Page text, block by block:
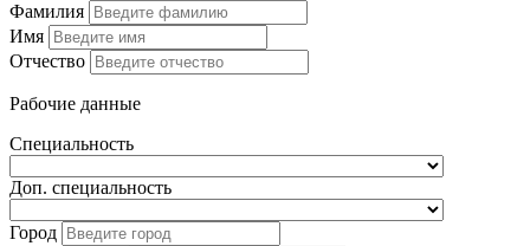
Фамилия
Имя
Отчество
Рабочие данные
Специальность
Доп. специальность
Город